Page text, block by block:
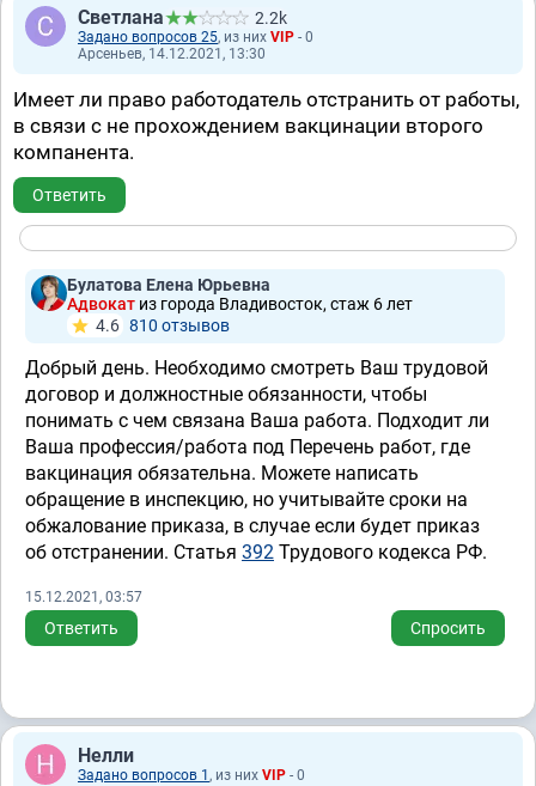
Светлана 2.2k
Задано вопросов 25, из них VIP - 0
Арсеньев, 14.12.2021, 13:30
Имеет ли право работодатель отстранить от работы,
в связи с не прохождением вакцинации второго
компанента.
Ответить
Булатова Елена Юрьевна
Адвокат из города Владивосток, стаж 6 лет
4.6 810 отзывов
Добрый день. Необходимо смотреть Ваш трудовой
договор и должностные обязанности, чтобы
понимать с чем связана Ваша работа. Подходит ли
Ваша профессия/работа под Перечень работ, где
вакцинация обязательна. Можете написать
обращение в инспекцию, но учитывайте сроки на
обжалование приказа, в случае если будет приказ
об отстранении. Статья 392 Трудового кодекса РФ.
15.12.2021, 03:57
Ответить Спросить
Нелли
Задано вопросов 1 , из них VIP - 0